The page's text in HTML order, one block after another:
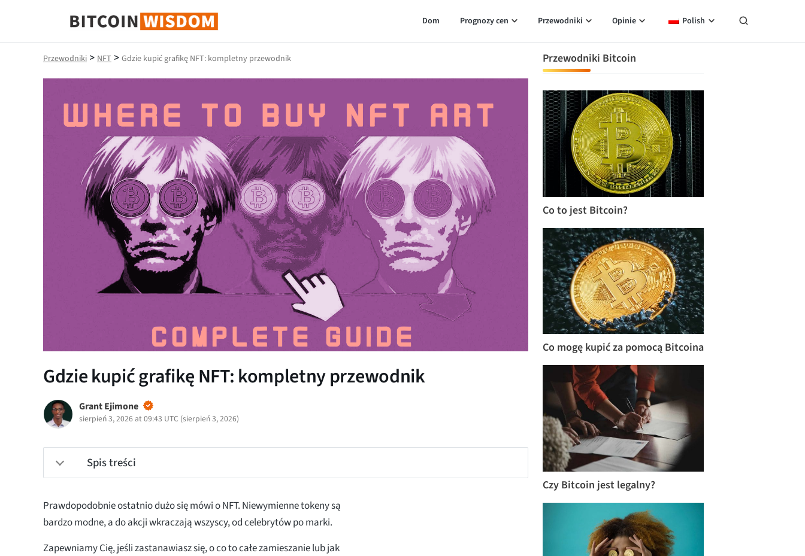
Mądrość Bitcoina
Dom Prognozy cen Przewodniki Opinie Polish
Przewodniki > NFT > Gdzie kupić grafikę NFT: kompletny przewodnik
Gdzie kupić grafikę NFT: kompletny przewodnik
Grant Ejimone
sierpień 3, 2026 at 09:43 UTC (sierpień 3, 2026)
Spis treści
Prawdopodobnie ostatnio dużo się mówi o NFT. Niewymienne tokeny są
bardzo modne, a do akcji wkraczają wszyscy, od celebrytów po marki.
Zapewniamy Cię, jeśli zastanawiasz się, o co to całe zamieszanie lub jak
Przewodniki Bitcoin
Co to jest Bitcoin?
Co mogę kupić za pomocą Bitcoina
Czy Bitcoin jest legalny?